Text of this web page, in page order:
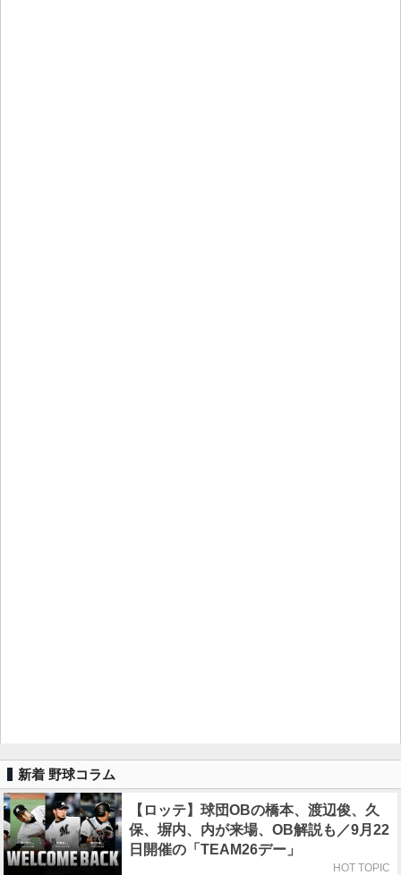
新着 野球コラム
【ロッテ】球団OBの橋本、渡辺俊、久
保、塀内、内が来場、OB解説も／9月22
日開催の「TEAM26デー」
HOT TOPIC